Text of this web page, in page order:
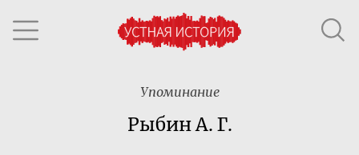
Упоминание
Рыбин А. Г.